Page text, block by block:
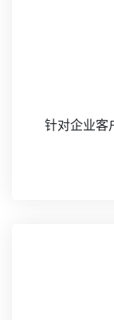
针对企业客